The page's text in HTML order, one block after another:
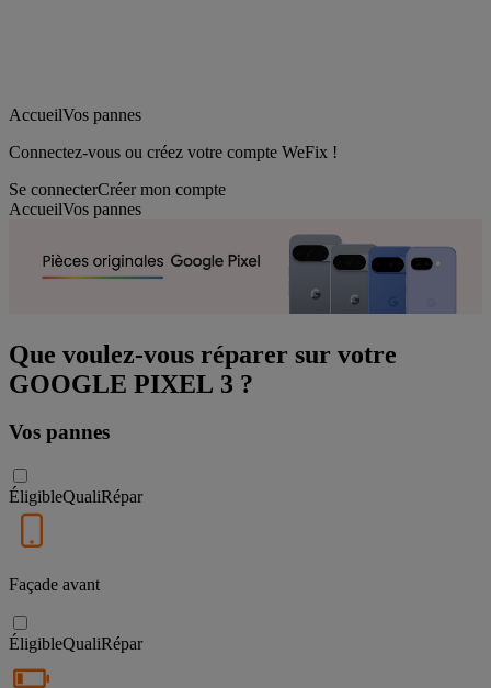
AccueilVos pannes
Connectez-vous ou créez votre compte WeFix !
Se connecterCréer mon compte
AccueilVos pannes
Que voulez-vous réparer sur votre
GOOGLE PIXEL 3 ?
Vos pannes
ÉligibleQualiRépar
Façade avant
ÉligibleQualiRépar